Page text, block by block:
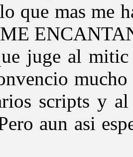
que mas me
juge al
scripts y
aun asi